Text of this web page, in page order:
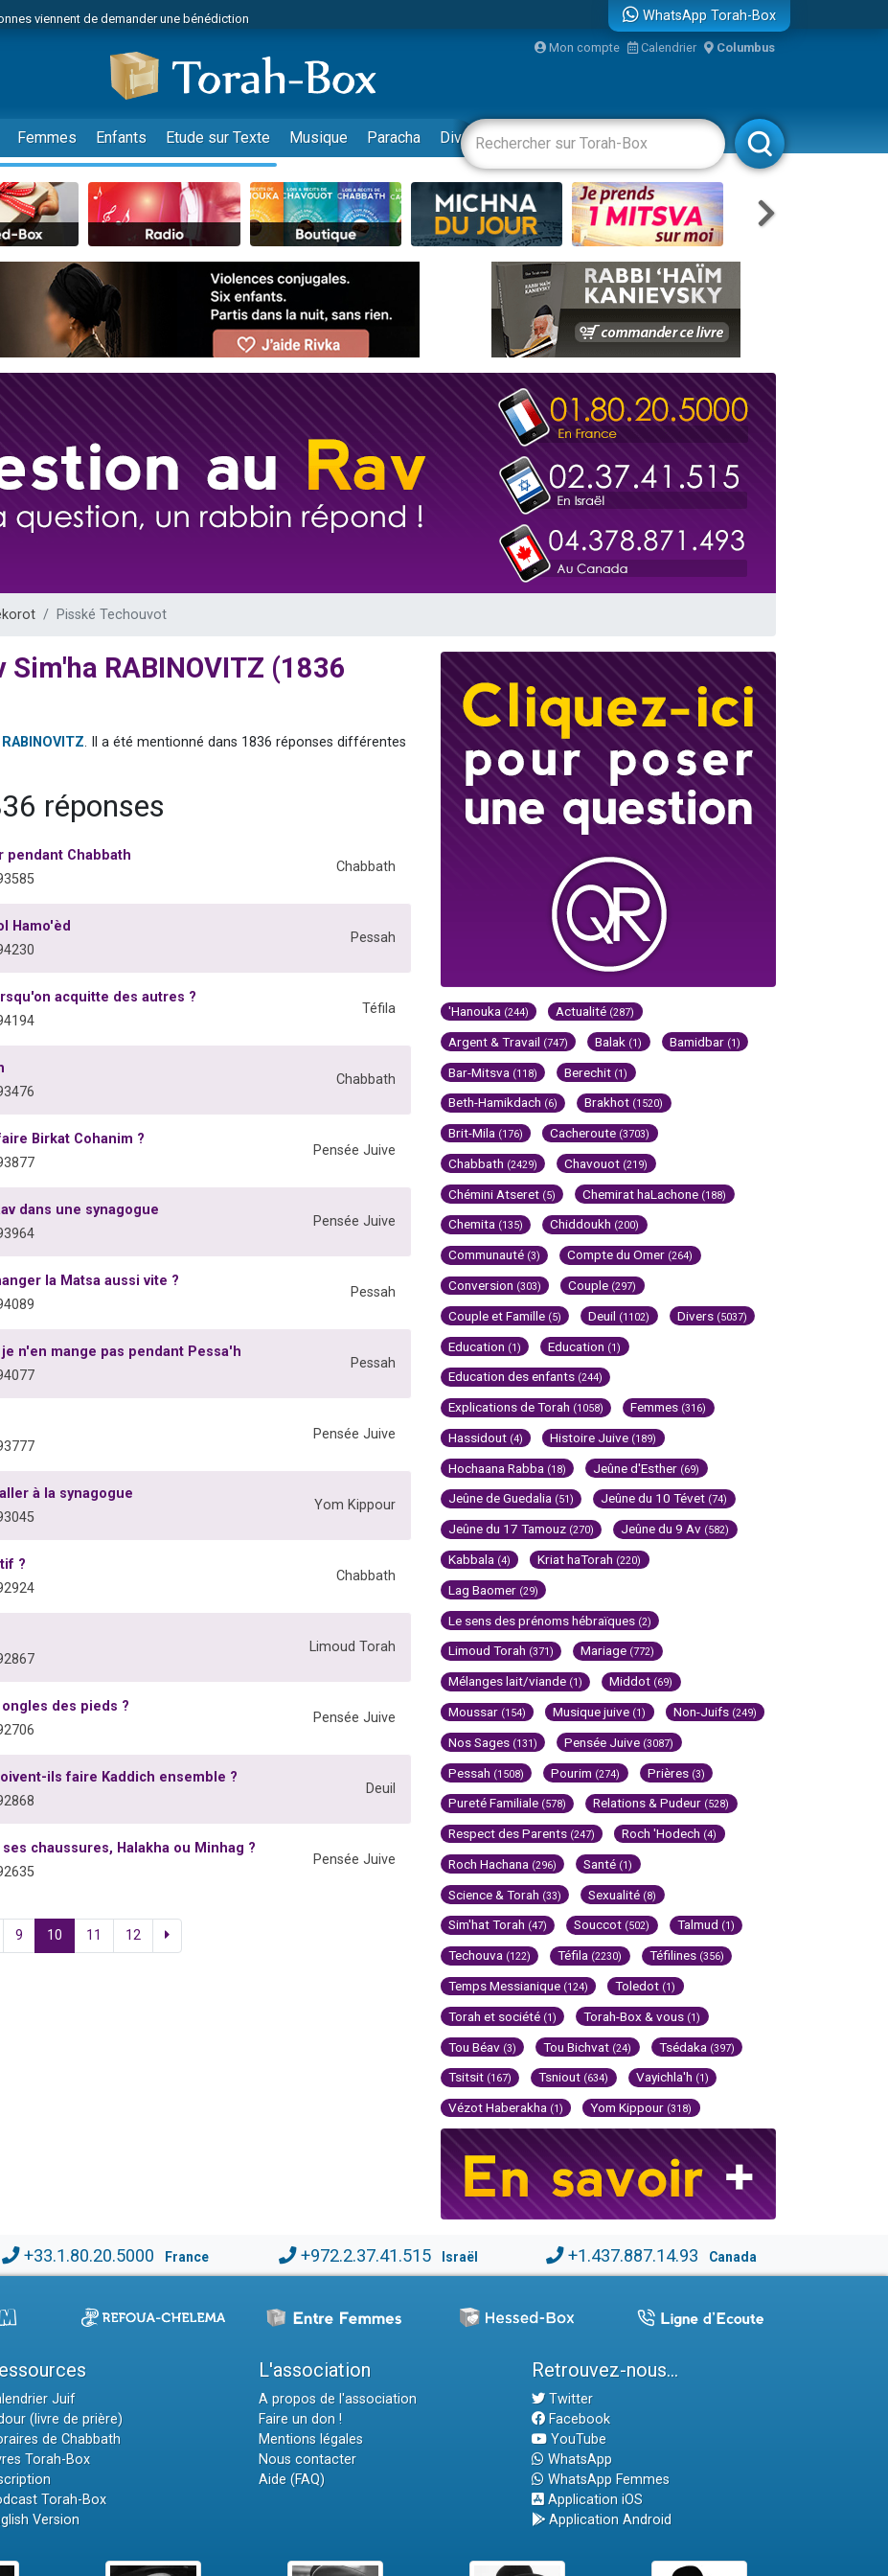
viennent de demander une bénédiction
viennent de faire un don pour Diane, 80 ans, dans un appartement insalubre
de donner son Maasser
viennent de nous rejoindre sur WhatsApp
viennent de nous rejoindre sur WhatsApp
de donner son Maasser
viennent de faire un don pour 5 jours de vacances aux Orphelins
viennent de nous rejoindre sur WhatsApp
viennent de demander une bénédiction
49 places pour étudier en groupe sur Zoom
viennent de faire un don pour Sauvez la jambe de Yohan
musiques dans Torah-Box Music
viennent de nous rejoindre sur WhatsApp
viennent de nous rejoindre sur WhatsApp
viennent de nous rejoindre sur WhatsApp
musiques dans Torah-Box Music
viennent de faire un don pour Tsédaka : pauvres d'Israel
émission radio : Visions de grandeur n°104 : Le Chabbath et le Birkat Hamazone à travers le temps
WhatsApp Torah-Box
Mon compte Calendrier Columbus
Femmes Enfants Etude sur Texte Musique Paracha Divertissements Livres Rabbanim
Pisské Techouvot
RABINOVITZ (1836
. Il a été mentionné dans 1836 réponses différentes
réponses
pendant Chabbath
Chabbath
Hamo'èd
Pessah
acquitte des autres ?
Téfila
Chabbath
Birkat Cohanim ?
Pensée Juive
dans une synagogue
Pensée Juive
la Matsa aussi vite ?
Pessah
n'en mange pas pendant Pessa'h
Pessah
Pensée Juive
à la synagogue
Yom Kippour
?
Chabbath
Limoud Torah
des pieds ?
Pensée Juive
ils faire Kaddich ensemble ?
Deuil
chaussures, Halakha ou Minhag ?
Pensée Juive
9 10 11 12
'Hanouka (244) Actualité (287)
Argent & Travail (747) Balak (1) Bamidbar (1)
Bar-Mitsva (118) Berechit (1)
Beth-Hamikdach (6) Brakhot (1520)
Brit-Mila (176) Cacheroute (3703)
Chabbath (2429) Chavouot (219)
Chémini Atseret (5) Chemirat haLachone (188)
Chemita (135) Chiddoukh (200)
Communauté (3) Compte du Omer (264)
Conversion (303) Couple (297)
Couple et Famille (5) Deuil (1102) Divers (5037)
Education (1) Education (1)
Education des enfants (244)
Explications de Torah (1058) Femmes (316)
Hassidout (4) Histoire Juive (189)
Hochaana Rabba (18) Jeûne d'Esther (69)
Jeûne de Guedalia (51) Jeûne du 10 Tévet (74)
Jeûne du 17 Tamouz (270) Jeûne du 9 Av (582)
Kabbala (4) Kriat haTorah (220)
Lag Baomer (29)
Le sens des prénoms hébraïques (2)
Limoud Torah (371) Mariage (772)
Mélanges lait/viande (1) Middot (69)
Moussar (154) Musique juive (1) Non-Juifs (249)
Nos Sages (131) Pensée Juive (3087)
Pessah (1508) Pourim (274) Prières (3)
Pureté Familiale (578) Relations & Pudeur (528)
Respect des Parents (247) Roch 'Hodech (4)
Roch Hachana (296) Santé (1)
Science & Torah (33) Sexualité (8)
Sim'hat Torah (47) Souccot (502) Talmud (1)
Techouva (122) Téfila (2230) Téfilines (356)
Temps Messianique (124) Toledot (1)
Torah et société (1) Torah-Box & vous (1)
Tou Béav (3) Tou Bichvat (24) Tsédaka (397)
Tsitsit (167) Tsniout (634) Vayichla'h (1)
Vézot Haberakha (1) Yom Kippour (318)
+33.1.80.20.5000 France +972.2.37.41.515 Israël +1.437.887.14.93 Canada
Juif
(livre de prière)
de Chabbath
Torah-Box
Torah-Box
Version
L'association
A propos de l'association
Faire un don !
Mentions légales
Nous contacter
Aide (FAQ)
Retrouvez-nous...
Twitter
Facebook
YouTube
WhatsApp
WhatsApp Femmes
Application iOS
Application Android